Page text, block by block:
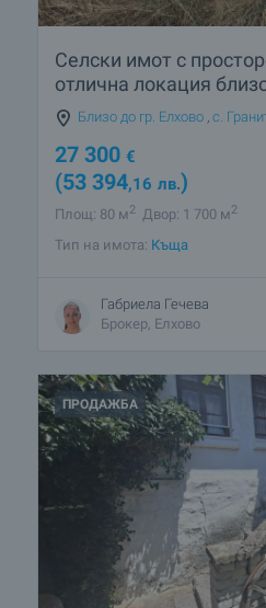
Селски имот с
отлична локация
Близо до гр. Елхово , с.
27 300 €
(53 394,16 лв.)
Площ: 80 м2 Двор: 1 700 м2
Тип на имота: Къща
Габриела Гечева
Брокер, Елхово
ПРОДАЖБА